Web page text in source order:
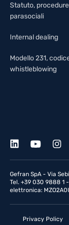
Statuto,
parasociali
Internal dealing
Modello 231,
whistleblowing
Gefran SpA - Via
Tel. +39 030 9888 1
elettronica:
Privacy Policy